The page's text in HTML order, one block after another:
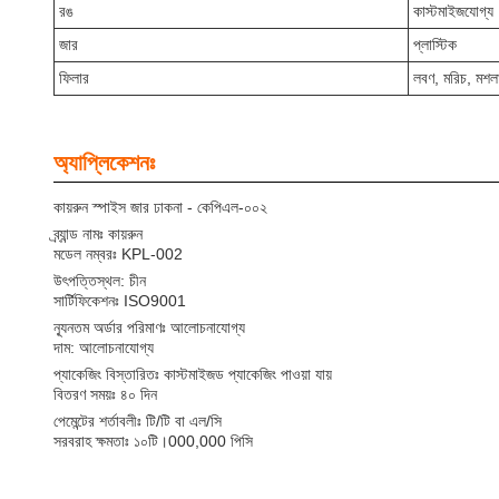
রঙ
কাস্টমাইজযোগ্য
জার
প্লাস্টিক
ফিলার
লবণ, মরিচ,
অ্যাপ্লিকেশনঃ
কায়রুন স্পাইস জার ঢাকনা - কেপিএল-০০২
ব্র্যান্ড নামঃ কায়রুন
মডেল নম্বরঃ KPL-002
উৎপত্তিস্থল: চীন
সার্টিফিকেশনঃ ISO9001
ন্যূনতম অর্ডার পরিমাণঃ আলোচনাযোগ্য
দাম: আলোচনাযোগ্য
প্যাকেজিং বিস্তারিতঃ কাস্টমাইজড প্যাকেজিং পাওয়া যায়
বিতরণ সময়ঃ ৪০ দিন
পেমেন্টের শর্তাবলীঃ টি/টি বা এল/সি
সরবরাহ ক্ষমতাঃ ১০টি।000,000 পিসি